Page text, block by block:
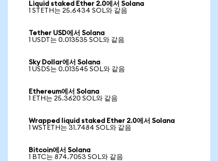
Liquid staked Ether 2.0에서 Solana
1 STETH는 25.6434 SOL와 같음
Tether USD에서 Solana
1 USDT는 0.013535 SOL와 같음
Sky Dollar에서 Solana
1 USDS는 0.013545 SOL와 같음
Ethereum에서 Solana
1 ETH는 25.3620 SOL와 같음
Wrapped liquid staked Ether 2.0에서 Solana
1 WSTETH는 31.7484 SOL와 같음
Bitcoin에서 Solana
1 BTC는 874.7053 SOL와 같음